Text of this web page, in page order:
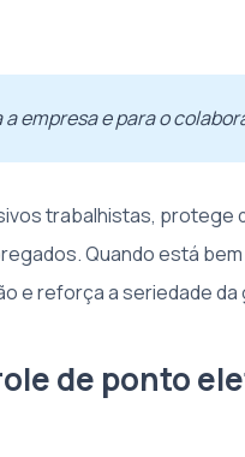
empresa e para o
trabalhistas, protege
Quando está
e reforça a seriedade
de ponto